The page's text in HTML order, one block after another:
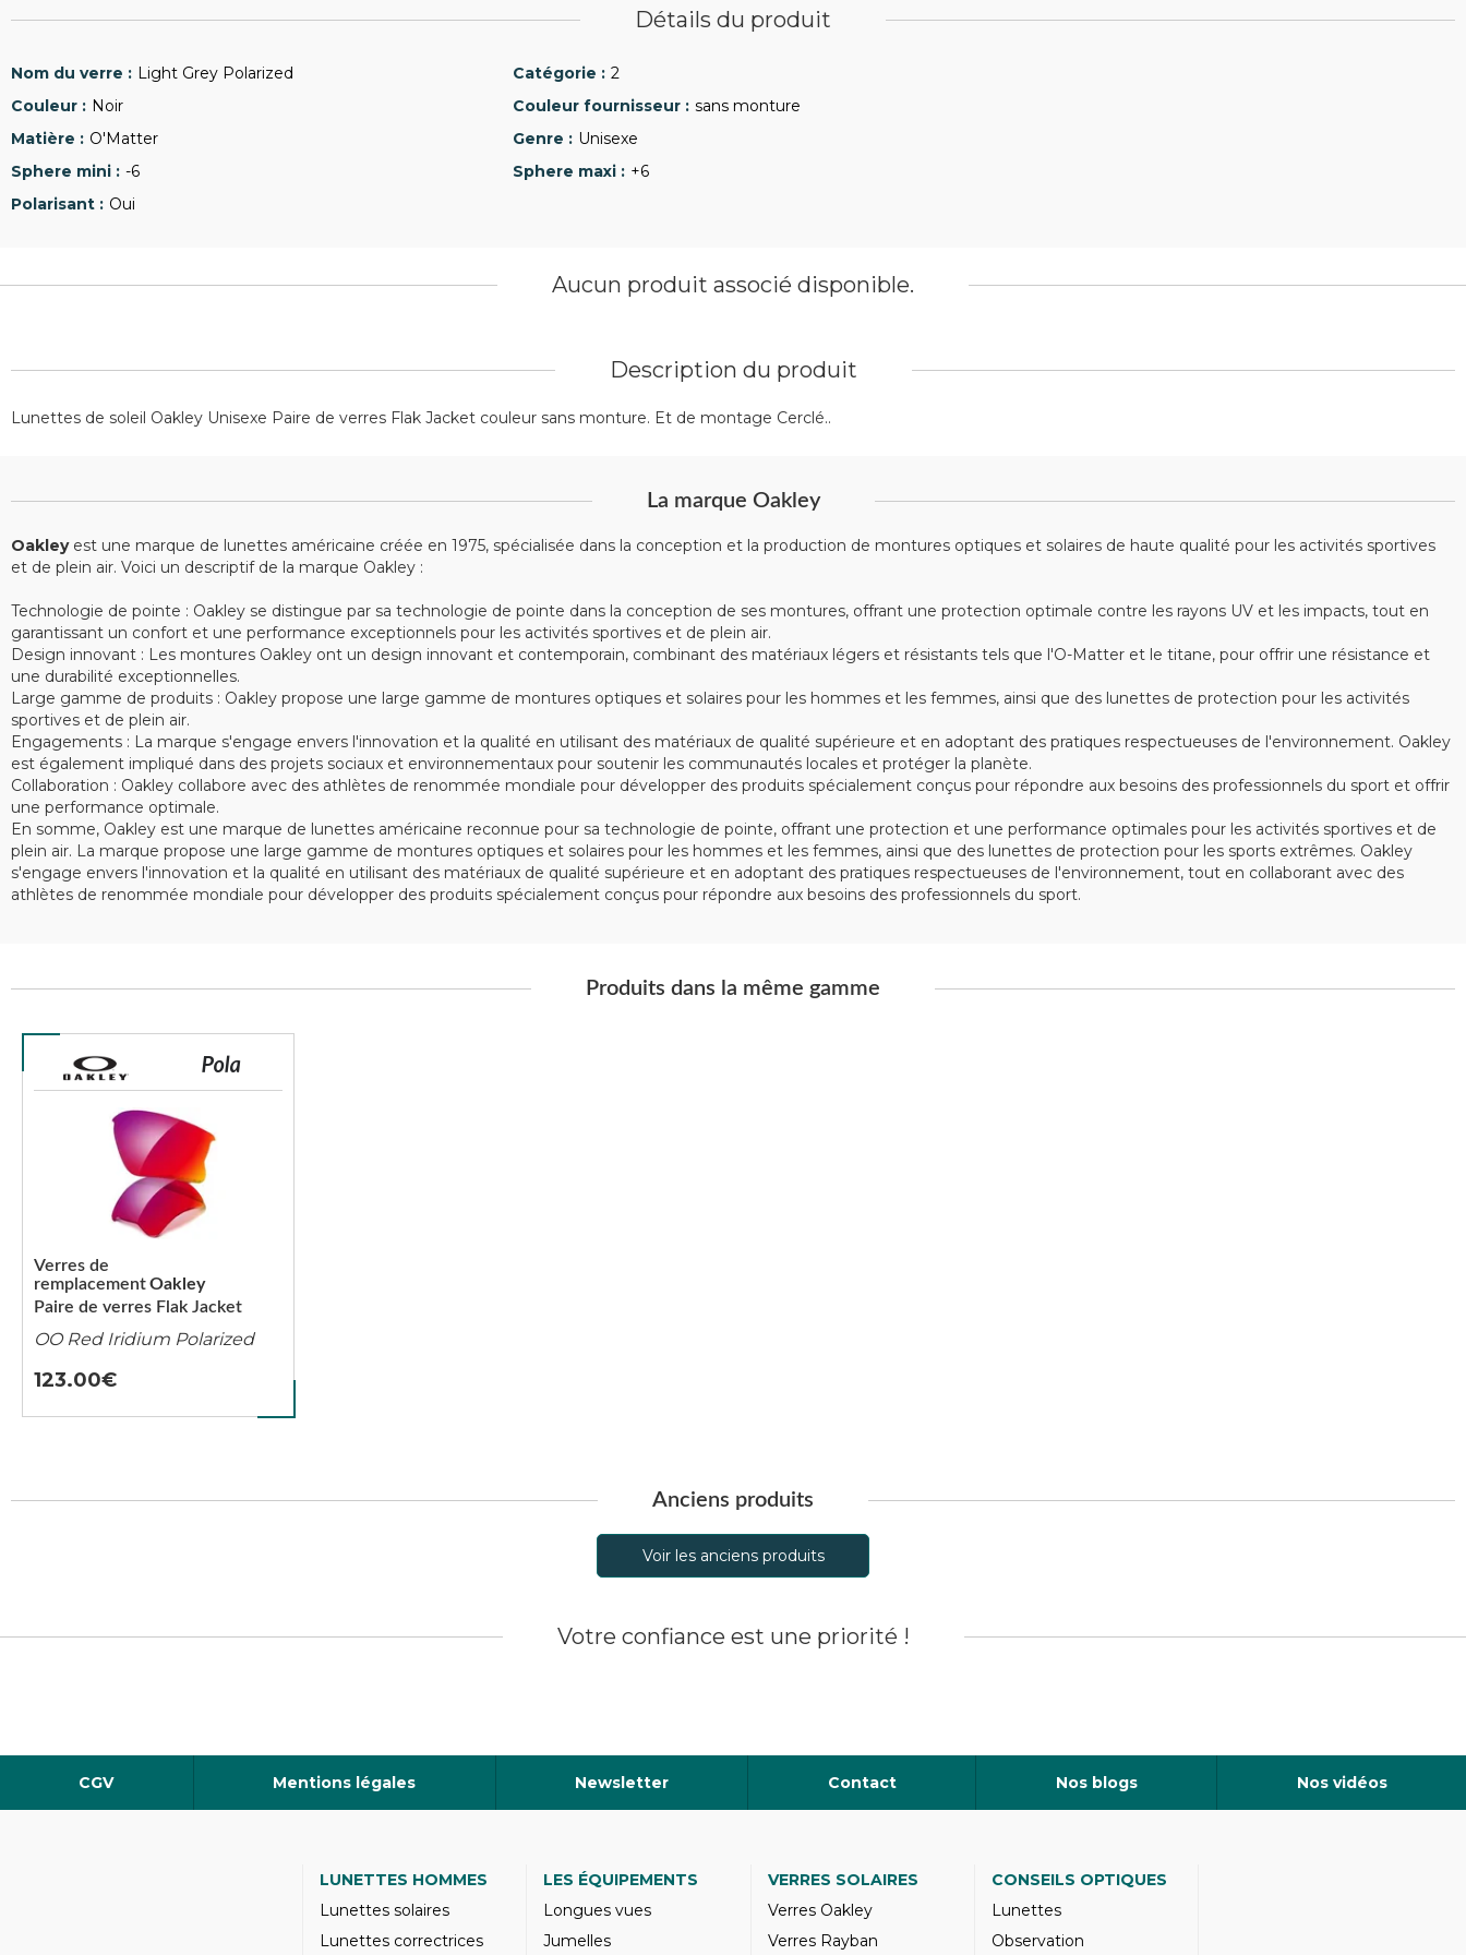
Détails du produit
Light Grey Polarized
2
Noir
sans monture
O'Matter
Unisexe
-6
+6
Oui
Description du produit
Lunettes de soleil Oakley Unisexe Paire de verres Flak Jacket couleur sans monture. Et de montage Cerclé..
La marque Oakley
Oakleyest une marque de lunettes américaine créée en 1975, spécialisée dans la conception et la production de montures optiques et solaires de haute qualité pour les activités sportives
et de plein air. Voici un descriptif de la marque Oakley :
Technologie de pointe : Oakley se distingue par sa technologie de pointe dans la conception de ses montures, offrant une protection optimale contre les rayons UV et les impacts, tout en
garantissant un confort et une performance exceptionnels pour les activités sportives et de plein air.
Design innovant : Les montures Oakley ont un design innovant et contemporain, combinant des matériaux légers et résistants tels que l'O-Matter et le titane, pour offrir une résistance et
une durabilité exceptionnelles.
Large gamme de produits : Oakley propose une large gamme de montures optiques et solaires pour les hommes et les femmes, ainsi que des lunettes de protection pour les activités
sportives et de plein air.
Engagements : La marque s'engage envers l'innovation et la qualité en utilisant des matériaux de qualité supérieure et en adoptant des pratiques respectueuses de l'environnement. Oakley
est également impliqué dans des projets sociaux et environnementaux pour soutenir les communautés locales et protéger la planète.
Collaboration : Oakley collabore avec des athlètes de renommée mondiale pour développer des produits spécialement conçus pour répondre aux besoins des professionnels du sport et offrir
une performance optimale.
En somme, Oakley est une marque de lunettes américaine reconnue pour sa technologie de pointe, offrant une protection et une performance optimales pour les activités sportives et de
plein air. La marque propose une large gamme de montures optiques et solaires pour les hommes et les femmes, ainsi que des lunettes de protection pour les sports extrêmes. Oakley
s'engage envers l'innovation et la qualité en utilisant des matériaux de qualité supérieure et en adoptant des pratiques respectueuses de l'environnement, tout en collaborant avec des
athlètes de renommée mondiale pour développer des produits spécialement conçus pour répondre aux besoins des professionnels du sport.
Produits dans la même gamme
Paire de verres Flak Jacket
Verres de
remplacementOakley
OO Red Iridium Polarized
123.00
Aucun produit associé disponible.
Anciens produits
Voir les anciens produits
Votre confiance est une priorité !
CGV Mentions légales Newsletter Contact Nos blogs Nos vidéos
LUNETTES HOMMES
Lunettes solaires
Lunettes correctrices
LES ÉQUIPEMENTS
Longues vues
Jumelles
VERRES SOLAIRES
Verres Oakley
Verres Rayban
CONSEILS OPTIQUES
Lunettes
Observation